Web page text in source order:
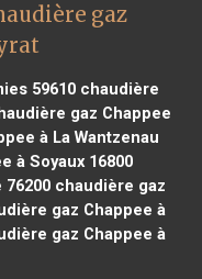
gaz
59610 chaudière
gaz Chappee
à La Wantzenau
à Soyaux 16800
chaudière gaz
gaz Chappee à
gaz Chappee à